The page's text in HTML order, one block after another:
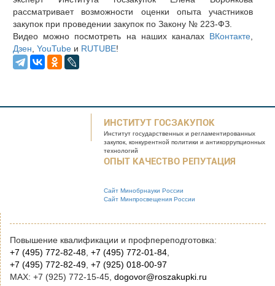
рассматривает возможности оценки опыта участников
закупок при проведении закупок по Закону № 223-ФЗ.
Видео можно посмотреть на наших каналах ВКонтакте
Дзен YouTube и RUTUBE!
ИНСТИТУТ ГОСЗАКУПОК
Институт государственных и регламентированных
закупок, конкурентной политики и антикоррупционных
технологий
ОПЫТ КАЧЕСТВО РЕПУТАЦИЯ
Сайт Минобрнауки России
Сайт Минпросвещения России
Повышение квалификации и профпереподготовка:
+7 (495) 772-82-48, +7 (495) 772-01-84,
+7 (495) 772-82-49, +7 (925) 018-00-97
MAX: +7 (925) 772-15-45, dogovor@roszakupki.ru